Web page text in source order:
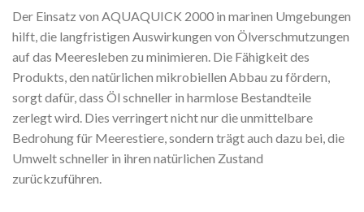
Der Einsatz von AQUAQUICK 2000 in marinen Umgebungen
hilft, die langfristigen Auswirkungen von Ölverschmutzungen
auf das Meeresleben zu minimieren. Die Fähigkeit des
Produkts, den natürlichen mikrobiellen Abbau zu fördern,
sorgt dafür, dass Öl schneller in harmlose Bestandteile
zerlegt wird. Dies verringert nicht nur die unmittelbare
Bedrohung für Meerestiere, sondern trägt auch dazu bei, die
Umwelt schneller in ihren natürlichen Zustand
zurückzuführen.